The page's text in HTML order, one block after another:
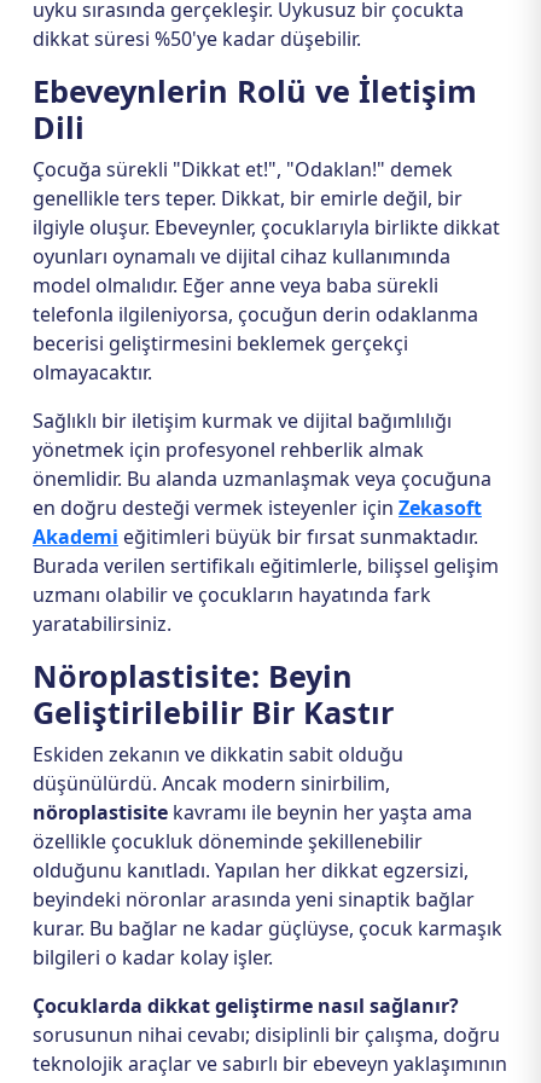
uyku sırasında gerçekleşir. Uykusuz bir çocukta
dikkat süresi %50'ye kadar düşebilir.
Ebeveynlerin Rolü ve İletişim
Dili
Çocuğa sürekli "Dikkat et!", "Odaklan!" demek
genellikle ters teper. Dikkat, bir emirle değil, bir
ilgiyle oluşur. Ebeveynler, çocuklarıyla birlikte dikkat
oyunları oynamalı ve dijital cihaz kullanımında
model olmalıdır. Eğer anne veya baba sürekli
telefonla ilgileniyorsa, çocuğun derin odaklanma
becerisi geliştirmesini beklemek gerçekçi
olmayacaktır.
Sağlıklı bir iletişim kurmak ve dijital bağımlılığı
yönetmek için profesyonel rehberlik almak
önemlidir. Bu alanda uzmanlaşmak veya çocuğuna
en doğru desteği vermek isteyenler için Zekasoft
Akademi eğitimleri büyük bir fırsat sunmaktadır.
Burada verilen sertifikalı eğitimlerle, bilişsel gelişim
uzmanı olabilir ve çocukların hayatında fark
yaratabilirsiniz.
Nöroplastisite: Beyin
Geliştirilebilir Bir Kastır
Eskiden zekanın ve dikkatin sabit olduğu
düşünülürdü. Ancak modern sinirbilim,
nöroplastisite kavramı ile beynin her yaşta ama
özellikle çocukluk döneminde şekillenebilir
olduğunu kanıtladı. Yapılan her dikkat egzersizi,
beyindeki nöronlar arasında yeni sinaptik bağlar
kurar. Bu bağlar ne kadar güçlüyse, çocuk karmaşık
bilgileri o kadar kolay işler.
Çocuklarda dikkat geliştirme nasıl sağlanır?
sorusunun nihai cevabı; disiplinli bir çalışma, doğru
teknolojik araçlar ve sabırlı bir ebeveyn yaklaşımının